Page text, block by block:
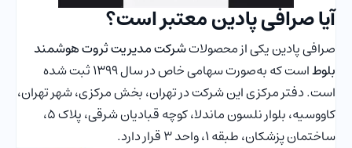
آیا صرافی پادین معتبر است؟
صرافی پادین یکی از محصولاتشرکت مدیریت ثروت هوشمند
بلوط
است که به‌صورت سهامی خاص در سال ۱۳۹۹ ثبت شده
است. دفتر مرکزی این شرکت در تهران، بخش مرکزی، شهر تهران،
کاووسیه، بلوار نلسون ماندلا، کوچه قبادیان شرقی، پلاک 5،
ساختمان پزشکان، طبقه 1، واحد 3 قرار دارد.